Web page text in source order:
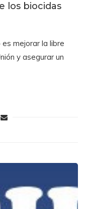
los biocidas
mejorar la libre
y asegurar un